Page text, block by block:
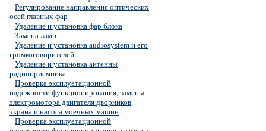
Регулирование направления оптических
осей главных фар
Удаление и установка фар блока
Замена ламп
Удаление и установка audiosystem и его
громкоговорителей
Удаление и установка антенны
радиоприемника
Проверка эксплуатационной
надежности функционирования, замены
электромотора двигателя дворников
экрана и насоса моечных машин
Проверка эксплуатационной